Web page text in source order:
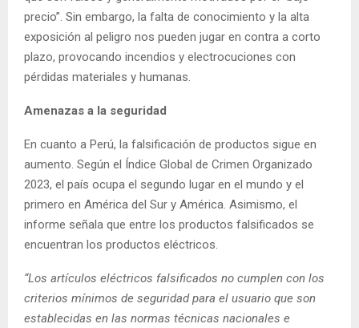
precio”. Sin embargo, la falta de conocimiento y la alta
exposición al peligro nos pueden jugar en contra a corto
plazo, provocando incendios y electrocuciones con
pérdidas materiales y humanas.
Amenazas a la seguridad
En cuanto a Perú, la falsificación de productos sigue en
aumento. Según el Índice Global de Crimen Organizado
2023, el país ocupa el segundo lugar en el mundo y el
primero en América del Sur y América. Asimismo, el
informe señala que entre los productos falsificados se
encuentran los productos eléctricos.
“Los artículos eléctricos falsificados no cumplen con los
criterios mínimos de seguridad para el usuario que son
establecidas en las normas técnicas nacionales e